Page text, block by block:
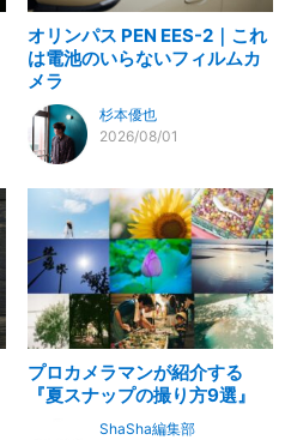
オリンパス PEN EES-2｜これ
は電池のいらないフィルムカ
メラ
杉本優也
2026/08/01
プロカメラマンが紹介する
『夏スナップの撮り方9選』
ShaSha編集部